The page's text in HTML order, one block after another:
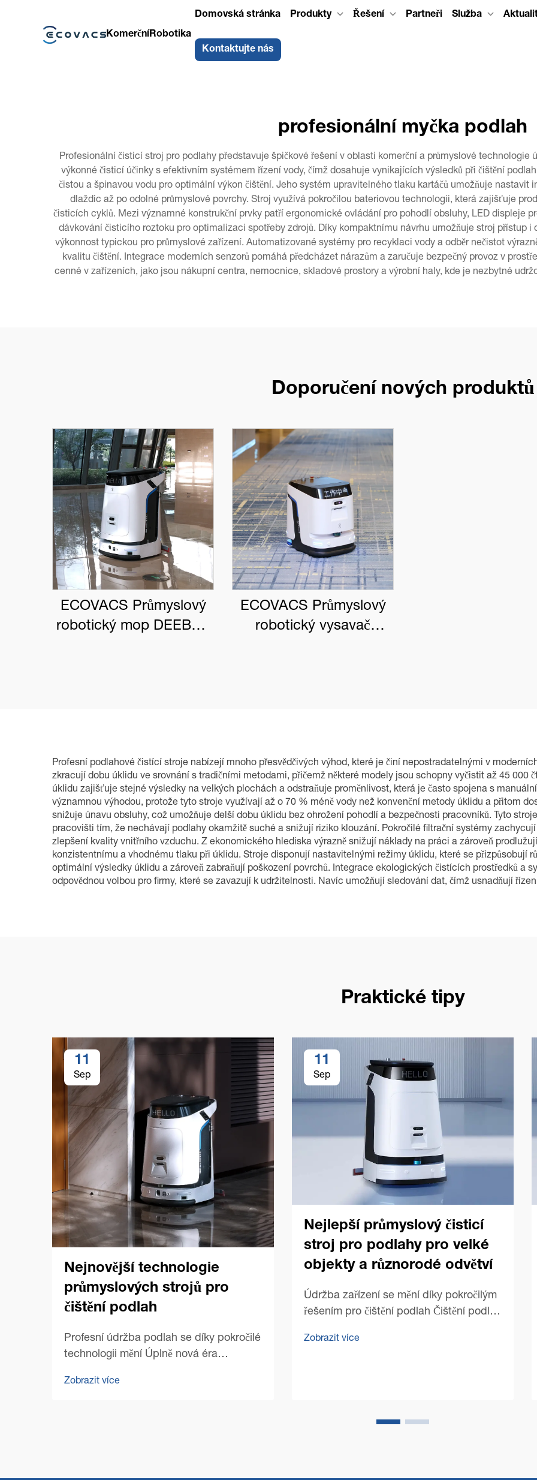
KomerčníRobotika
Domovská stránka Produkty Řešení Partneři Služba
Kontaktujte nás
profesionální myčka podlah
Profesionální čisticí stroj pro podlahy představuje špičkové řešení v oblasti komerční a průmyslové technologie
výkonné čisticí účinky s efektivním systémem řízení vody, čímž dosahuje vynikajících výsledků při čištění
čistou a špinavou vodu pro optimální výkon čištění. Jeho systém upravitelného tlaku kartáčů umožňuje nastavit
dlaždic až po odolné průmyslové povrchy. Stroj využívá pokročilou bateriovou technologii, která zajišťuje
čisticích cyklů. Mezi významné konstrukční prvky patří ergonomické ovládání pro pohodlí obsluhy, LED displeje
dávkování čisticího roztoku pro optimalizaci spotřeby zdrojů. Díky kompaktnímu návrhu umožňuje stroj přístup i
výkonnost typickou pro průmyslové zařízení. Automatizované systémy pro recyklaci vody a odběr nečistot
kvalitu čištění. Integrace moderních senzorů pomáhá předcházet nárazům a zaručuje bezpečný provoz v
cenné v zařízeních, jako jsou nákupní centra, nemocnice, skladové prostory a výrobní haly, kde je nezbytné
Doporučení nových produktů
ECOVACS Průmyslový
robotický mop DEEBOT
ECOVACS Průmyslový
robotický vysavač
Profesní podlahové čistící stroje nabízejí mnoho přesvědčivých výhod, které je činí nepostradatelnými v
zkracují dobu úklidu ve srovnání s tradičními metodami, přičemž některé modely jsou schopny vyčistit až 45 000
úklidu zajišťuje stejné výsledky na velkých plochách a odstraňuje proměnlivost, která je často spojena s
významnou výhodou, protože tyto stroje využívají až o 70 % méně vody než konvenční metody úklidu a přitom
snižuje únavu obsluhy, což umožňuje delší dobu úklidu bez ohrožení pohodlí a bezpečnosti pracovníků. Tyto
pracovišti tím, že nechávají podlahy okamžitě suché a snižují riziko klouzání. Pokročilé filtrační systémy
zlepšení kvality vnitřního vzduchu. Z ekonomického hlediska výrazně snižují náklady na práci a zároveň
konzistentnímu a vhodnému tlaku při úklidu. Stroje disponují nastavitelnými režimy úklidu, které se přizpůsobují
optimální výsledky úklidu a zároveň zabraňují poškození povrchů. Integrace ekologických čistících prostředků a
odpovědnou volbou pro firmy, které se zavazují k udržitelnosti. Navíc umožňují sledování dat, čímž usnadňují
Praktické tipy
11
Sep
Nejnovější technologie
průmyslových strojů pro
čištění podlah
Profesní údržba podlah se díky pokročilé
technologii mění Úplně nová éra
nástupem špičkových technologií pro
Zobrazit více
11
Sep
Nejlepší průmyslový čisticí
stroj pro podlahy pro velké
objekty a různorodé odvětví
Údržba zařízení se mění díky pokročilým
řešením pro čištění podlah Čištění podlah
představuje zvláštní výzvy, které
Zobrazit více